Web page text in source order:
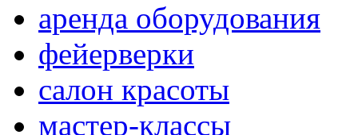
аренда оборудования
фейерверки
салон красоты
мастер-классы